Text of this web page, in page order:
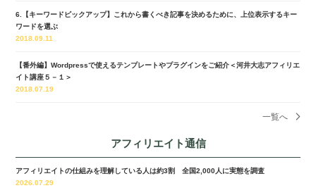
6.【キーワードピックアップ】これから書くべき記事を決めるために、上位表示するキー
ワードを選ぶ
2018.09.11
【番外編】Wordpressで使えるテンプレートやプラグインをご紹介＜河井大志アフィリエ
イト講座５－１＞
2018.07.19
一覧へ
アフィリエイト通信
アフィリエイトの仕組みを理解している人は約3割 全国2,000人に実態を調査
2026.07.29